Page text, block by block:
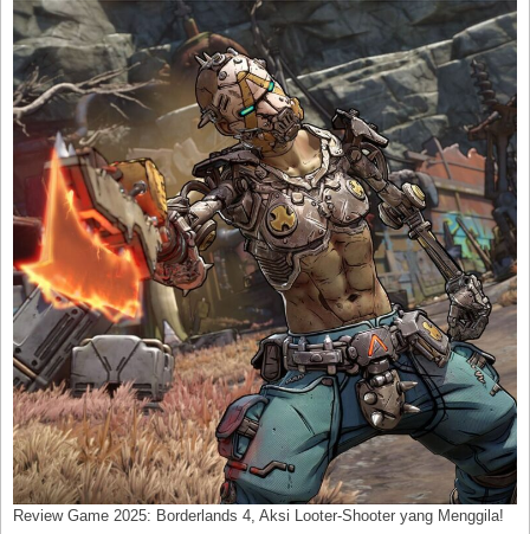
Review Game 2025: Borderlands 4, Aksi Looter-Shooter yang Menggila!